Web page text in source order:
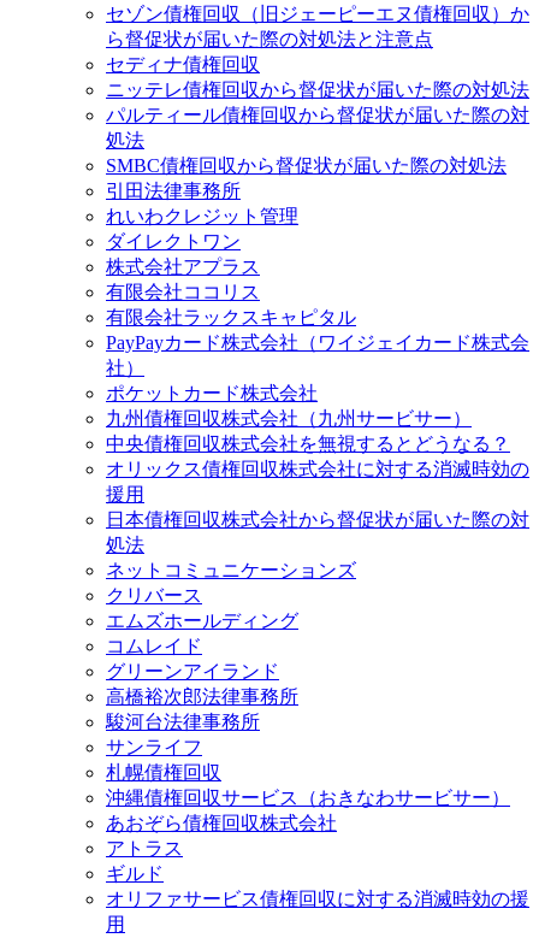
セゾン債権回収（旧ジェーピーエヌ債権回収）か
ら督促状が届いた際の対処法と注意点
セディナ債権回収
ニッテレ債権回収から督促状が届いた際の対処法
パルティール債権回収から督促状が届いた際の対
処法
SMBC債権回収から督促状が届いた際の対処法
引田法律事務所
れいわクレジット管理
ダイレクトワン
株式会社アプラス
有限会社ココリス
有限会社ラックスキャピタル
PayPayカード株式会社（ワイジェイカード株式会
社）
ポケットカード株式会社
九州債権回収株式会社（九州サービサー）
中央債権回収株式会社を無視するとどうなる？
オリックス債権回収株式会社に対する消滅時効の
援用
日本債権回収株式会社から督促状が届いた際の対
処法
ネットコミュニケーションズ
クリバース
エムズホールディング
コムレイド
グリーンアイランド
高橋裕次郎法律事務所
駿河台法律事務所
サンライフ
札幌債権回収
沖縄債権回収サービス（おきなわサービサー）
あおぞら債権回収株式会社
アトラス
ギルド
オリファサービス債権回収に対する消滅時効の援
用